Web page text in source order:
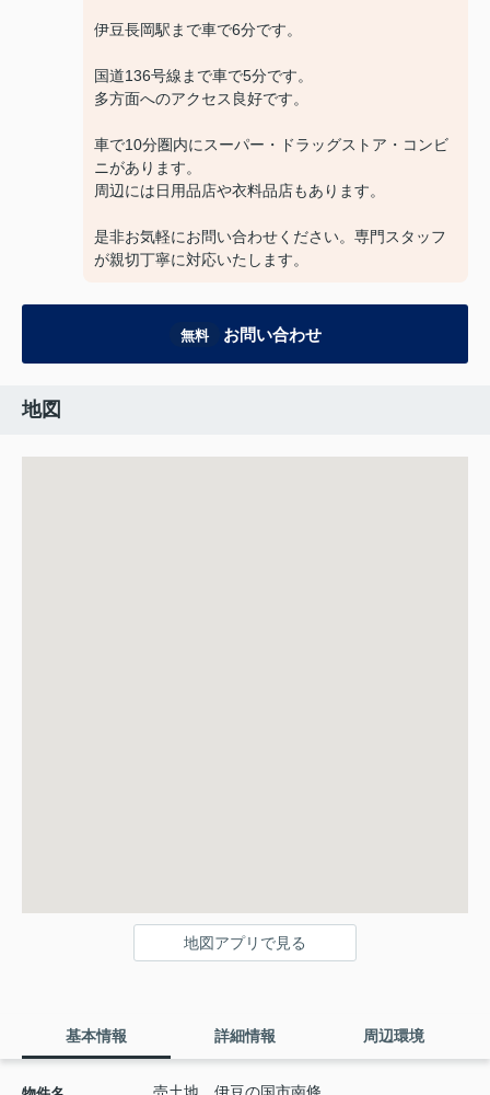
伊豆長岡駅まで車で6分です。
国道136号線まで車で5分です。
多方面へのアクセス良好です。
車で10分圏内にスーパー・ドラッグストア・コンビ
ニがあります。
周辺には日用品店や衣料品店もあります。
是非お気軽にお問い合わせください。専門スタッフ
が親切丁寧に対応いたします。
無料 お問い合わせ
地図
地図アプリで見る
基本情報 詳細情報 周辺環境